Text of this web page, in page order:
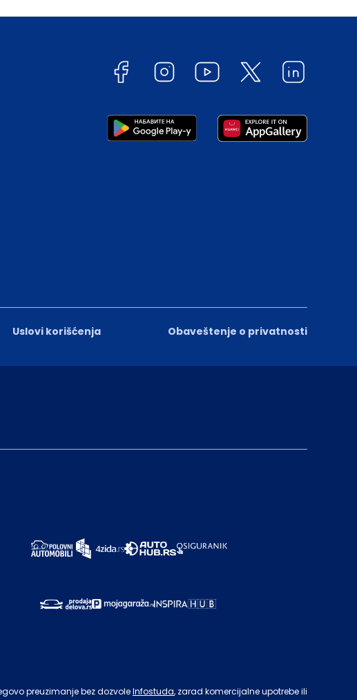
Uslovi korišćenja Obaveštenje o privatnosti
preuzimanje bez dozvoleInfostuda, zarad komercijalne upotrebe ili